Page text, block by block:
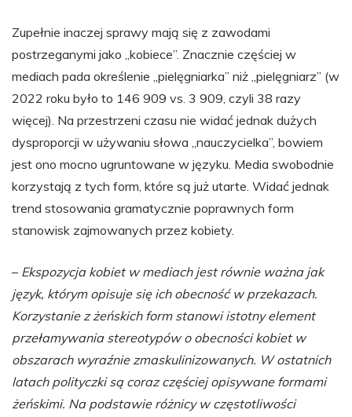
Zupełnie inaczej sprawy mają się z zawodami
postrzeganymi jako „kobiece”. Znacznie częściej w
mediach pada określenie „pielęgniarka” niż „pielęgniarz” (w
2022 roku było to 146 909 vs. 3 909, czyli 38 razy
więcej). Na przestrzeni czasu nie widać jednak dużych
dysproporcji w używaniu słowa „nauczycielka”, bowiem
jest ono mocno ugruntowane w języku. Media swobodnie
korzystają z tych form, które są już utarte. Widać jednak
trend stosowania gramatycznie poprawnych form
stanowisk zajmowanych przez kobiety.
– Ekspozycja kobiet w mediach jest równie ważna jak
język, którym opisuje się ich obecność w przekazach.
Korzystanie z żeńskich form stanowi istotny element
przełamywania stereotypów o obecności kobiet w
obszarach wyraźnie zmaskulinizowanych. W ostatnich
latach polityczki są coraz częściej opisywane formami
żeńskimi. Na podstawie różnicy w częstotliwości